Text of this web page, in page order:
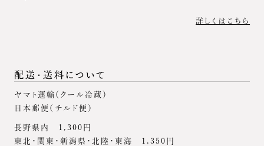
詳しくはこちら
配送・送料について
ヤマト運輸（クール冷蔵）
日本郵便（チルド便）
長野県内 1,300円
東北・関東・新潟県・北陸・東海 1,350円